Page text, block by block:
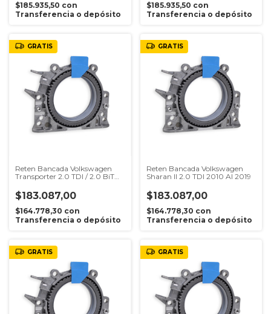
$185.935,50 con
Transferencia o depósito
$185.935,50 con
Transferencia o depósito
GRATIS
Reten Bancada Volkswagen
Transporter 2.0 TDI / 2.0 BiTDI
$183.087,00
$164.778,30 con
Transferencia o depósito
GRATIS
Reten Bancada Volkswagen
Sharan II 2.0 TDI 2010 Al 2019
$183.087,00
$164.778,30 con
Transferencia o depósito
GRATIS GRATIS